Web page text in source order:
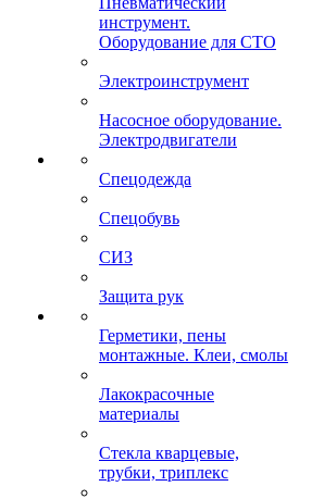
инструмент.
Оборудование для СТО
Электроинструмент
Насосное оборудование.
Электродвигатели
Спецодежда
Спецобувь
СИЗ
Защита рук
Герметики, пены
монтажные. Клеи, смолы
Лакокрасочные
материалы
Стекла кварцевые,
трубки, триплекс